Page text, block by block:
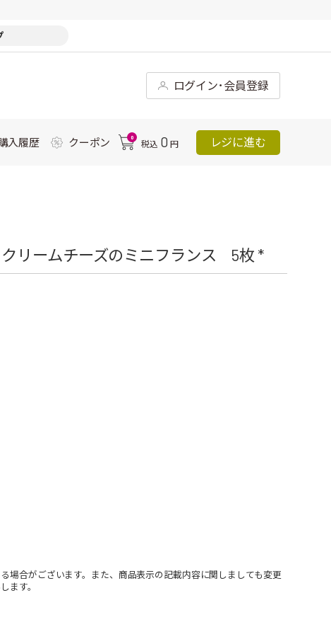
ログイン･会員登録
入履歴 クーポン 0
税込 0 円 レジに進む
リームチーズのミニフランス 5枚 *
合がございます。また、商品表示の記載内容に関しましても変更
ます。